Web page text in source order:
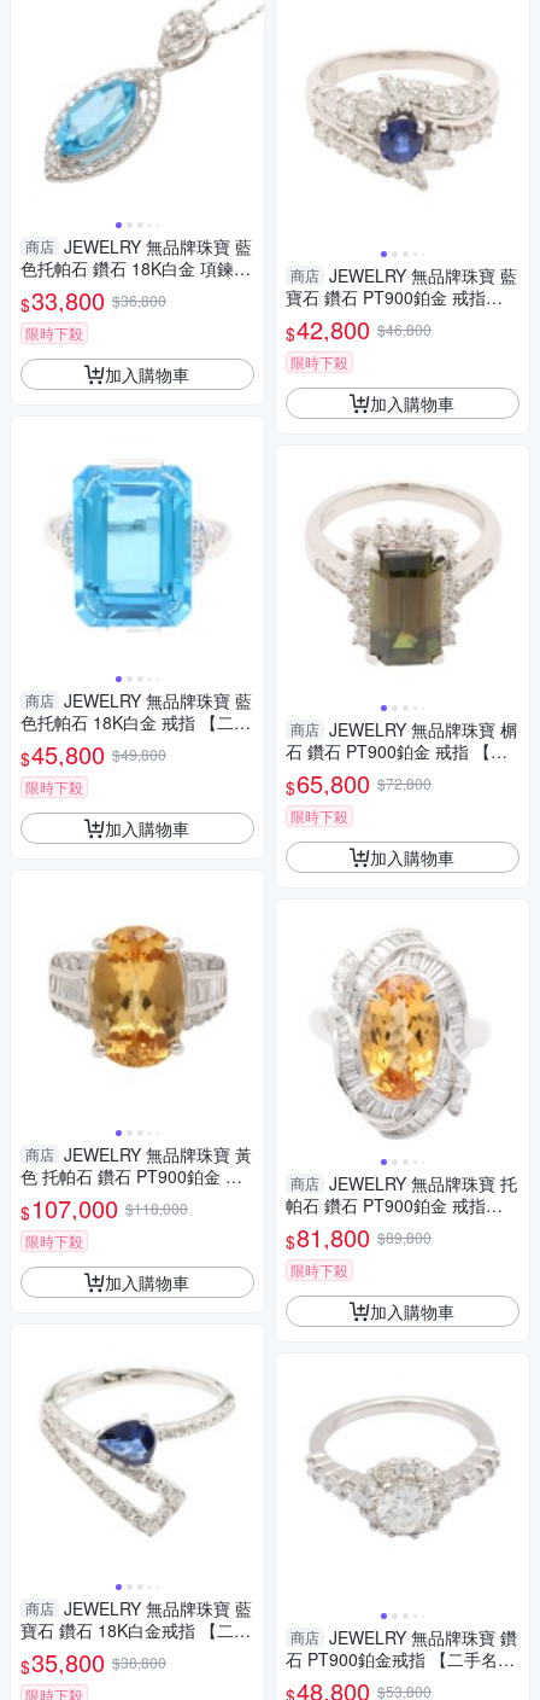
商店 JEWELRY 無品牌珠寶 藍
色托帕石 鑽石 18K白金 項鍊
【二手名牌BRAND OFF】
$33,800 $36,800
限時下殺
加入購物車
商店 JEWELRY 無品牌珠寶 藍
色托帕石 18K白金 戒指 【二手
名牌BRAND OFF】
$45,800 $49,800
限時下殺
加入購物車
商店 JEWELRY 無品牌珠寶 黃
色 托帕石 鑽石 PT900鉑金 戒
指 【二手名牌BRAND OFF】
$107,000 $118,000
限時下殺
加入購物車
商店 JEWELRY 無品牌珠寶 藍
寶石 鑽石 18K白金戒指 【二手
名牌BRAND OFF】
$35,800 $38,800
限時下殺
商店 JEWELRY 無品牌珠寶 藍
寶石 鑽石 PT900鉑金 戒指
【二手名牌BRAND OFF】
$42,800 $46,800
限時下殺
加入購物車
商店 JEWELRY 無品牌珠寶 榍
石 鑽石 PT900鉑金 戒指 【二
手名牌BRAND OFF】
$65,800 $72,800
限時下殺
加入購物車
商店 JEWELRY 無品牌珠寶 托
帕石 鑽石 PT900鉑金 戒指
【二手名牌BRAND OFF】
$81,800 $89,800
限時下殺
加入購物車
商店 JEWELRY 無品牌珠寶 鑽
石 PT900鉑金戒指 【二手名牌
BRAND OFF】
48,800 $53,800